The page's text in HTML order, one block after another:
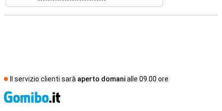
Il servizio clienti sarà aperto domanialle 09.00 ore